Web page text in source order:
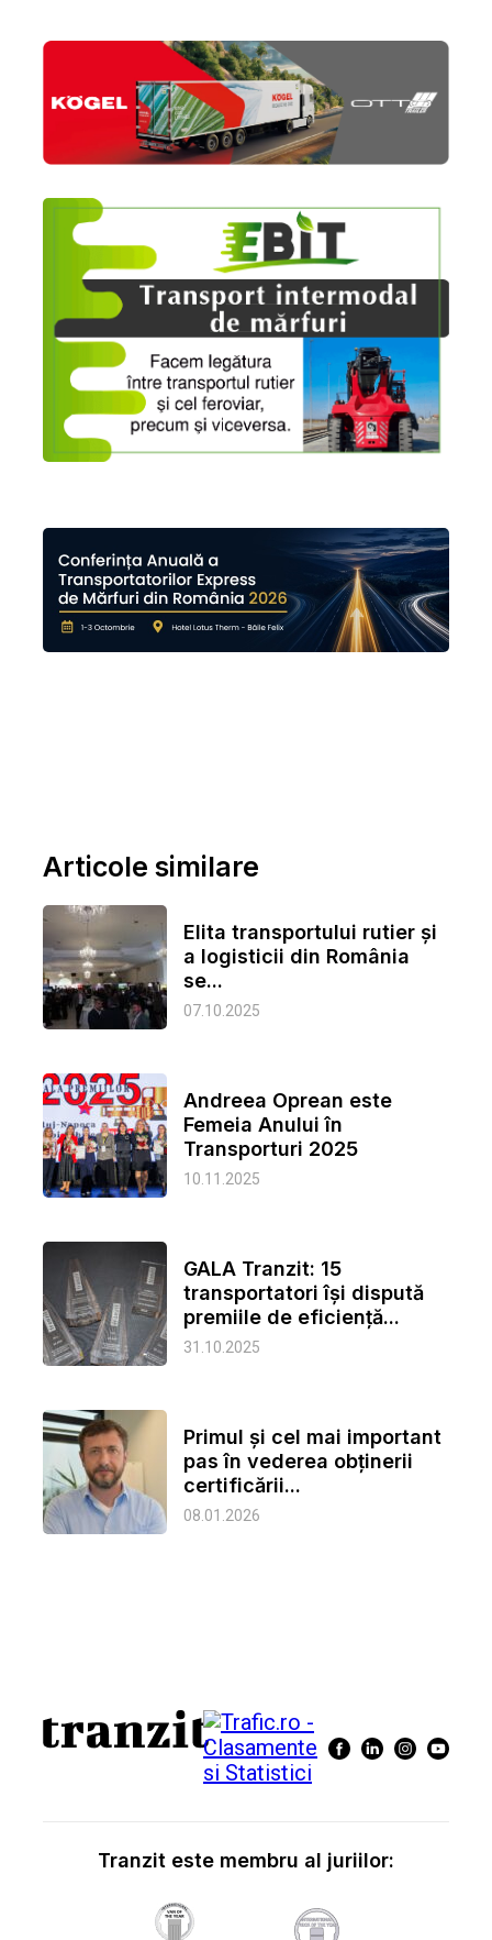
Articole similare
Elita transportului rutier și
a logisticii din România
se...
07.10.2025
Andreea Oprean este
Femeia Anului în
Transporturi 2025
10.11.2025
GALA Tranzit: 15
transportatori îşi dispută
premiile de eficienţă...
31.10.2025
Primul și cel mai important
pas în vederea obținerii
certificării...
08.01.2026
Tranzit este membru al juriilor: